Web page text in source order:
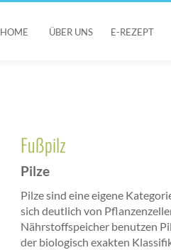
HOME ÜBER UNS E-REZEPT
Fußpilz
Pilze
Pilze sind eine eigene
sich deutlich von
Nährstoffspeicher benutzen
der biologisch exakten